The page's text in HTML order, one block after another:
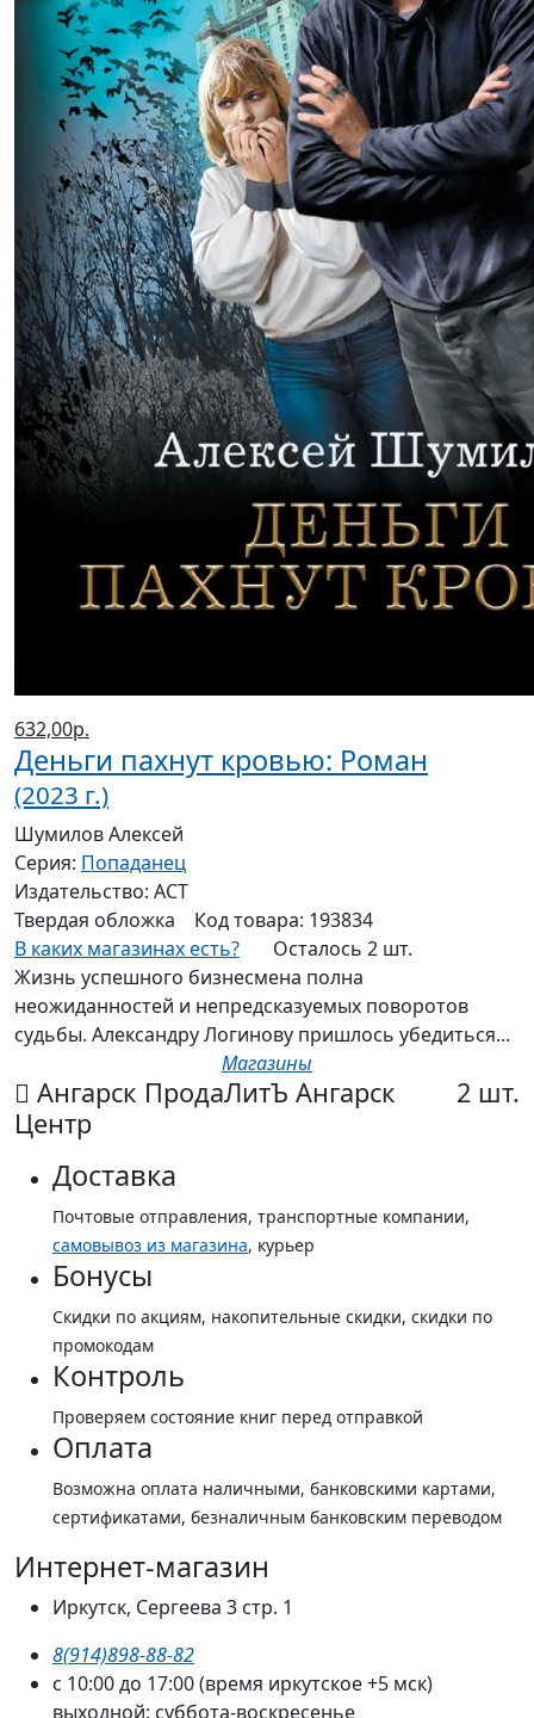
632,00р.
Деньги пахнут кровью: Роман
(2023 г.)
Шумилов Алексей
Серия: Попаданец
Издательство: АСТ
Твердая обложка Код товара: 193834
В каких магазинах есть?
Осталось 2 шт.
Жизнь успешного бизнесмена полна
неожиданностей и непредсказуемых поворотов
судьбы. Александру Логинову пришлось убедиться...
Магазины
Ангарск ПродаЛитЪ Ангарск
Центр
2 шт.
Доставка
Почтовые отправления, транспортные компании,
самовывоз из магазина, курьер
Бонусы
Скидки по акциям, накопительные скидки, скидки по
промокодам
Контроль
Проверяем состояние книг перед отправкой
Оплата
Возможна оплата наличными, банковскими картами,
сертификатами, безналичным банковским переводом
Интернет-магазин
Иркутск, Сергеева 3 стр. 1
8(914)898-88-82
с 10:00 до 17:00 (время иркутское +5 мск)
выходной: суббота-воскресенье